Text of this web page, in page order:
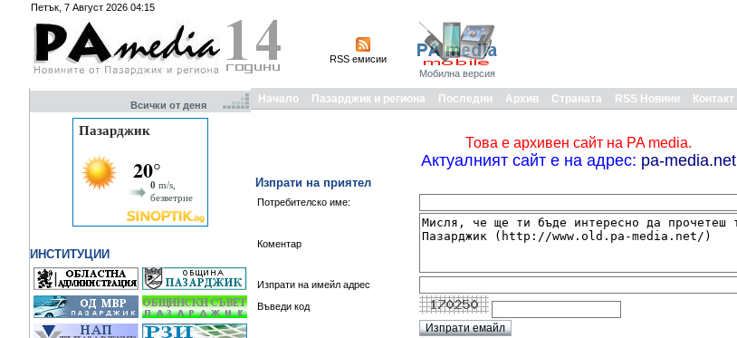
Петък, 7 Август 2026 04:15
RSS емисии
Мобилна версия
Всички от деня
ИНСТИТУЦИИ
Начало Пазарджик и региона Последни Архив Страната RSS Новини Контакт
Това е архивен сайт на PA media.
Актуалният сайт е на адрес: pa-media.net
Изпрати на приятел
Потребителско име:
Коментар
Изпрати на имейл адрес
Въведи код